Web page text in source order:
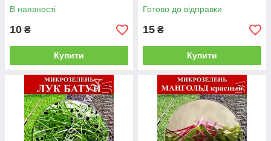
В наявності
10 ₴
Купити
Готово до відправки
15 ₴
Купити